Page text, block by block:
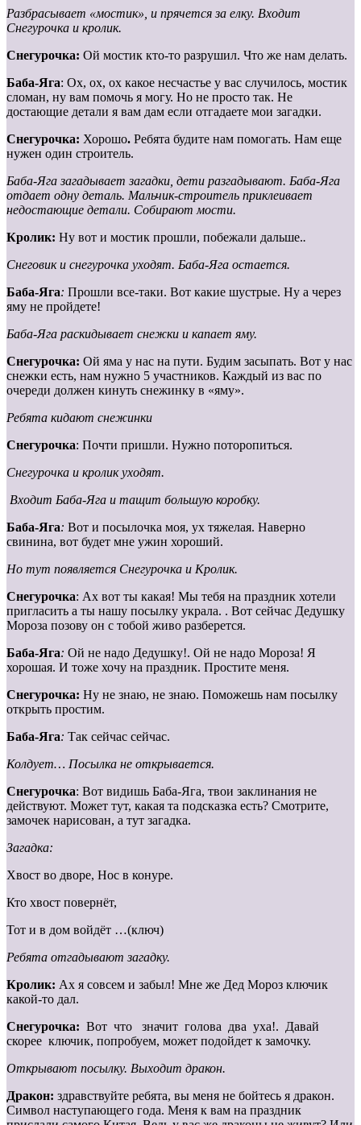
Разбрасывает «мостик», и прячется за елку. Входит
Снегурочка и кролик.
Снегурочка: Ой мостик кто-то разрушил. Что же нам делать.
Баба-Яга: Ох, ох, ох какое несчастье у вас случилось, мостик
сломан, ну вам помочь я могу. Но не просто так. Не
достающие детали я вам дам если отгадаете мои загадки.
Снегурочка: Хорошо. Ребята будите нам помогать. Нам еще
нужен один строитель.
Баба-Яга загадывает загадки, дети разгадывают. Баба-Яга
отдает одну деталь. Мальчик-строитель приклеивает
недостающие детали. Собирают мости.
Кролик: Ну вот и мостик прошли, побежали дальше..
Снеговик и снегурочка уходят. Баба-Яга остается.
Баба-Яга: Прошли все-таки. Вот какие шустрые. Ну а через
яму не пройдете!
Баба-Яга раскидывает снежки и капает яму.
Снегурочка: Ой яма у нас на пути. Будим засыпать. Вот у нас
снежки есть, нам нужно 5 участников. Каждый из вас по
очереди должен кинуть снежинку в «яму».
Ребята кидают снежинки
Снегурочка: Почти пришли. Нужно поторопиться.
Снегурочка и кролик уходят.
Входит Баба-Яга и тащит большую коробку.
Баба-Яга: Вот и посылочка моя, ух тяжелая. Наверно
свинина, вот будет мне ужин хороший.
Но тут появляется Снегурочка и Кролик.
Снегурочка: Ах вот ты какая! Мы тебя на праздник хотели
пригласить а ты нашу посылку украла. . Вот сейчас Дедушку
Мороза позову он с тобой живо разберется.
Баба-Яга: Ой не надо Дедушку!. Ой не надо Мороза! Я
хорошая. И тоже хочу на праздник. Простите меня.
Снегурочка: Ну не знаю, не знаю. Поможешь нам посылку
открыть простим.
Баба-Яга: Так сейчас сейчас.
Колдует… Посылка не открывается.
Снегурочка: Вот видишь Баба-Яга, твои заклинания не
действуют. Может тут, какая та подсказка есть? Смотрите,
замочек нарисован, а тут загадка.
Загадка:
Хвост во дворе, Нос в конуре.
Кто хвост повернёт,
Тот и в дом войдёт …(ключ)
Ребята отгадывают загадку.
Кролик: Ах я совсем и забыл! Мне же Дед Мороз ключик
какой-то дал.
Снегурочка: Вот что значит голова два уха!. Давай
скорее ключик, попробуем, может подойдет к замочку.
Открывают посылку. Выходит дракон.
Дракон: здравствуйте ребята, вы меня не бойтесь я дракон.
Символ наступающего года. Меня к вам на праздник